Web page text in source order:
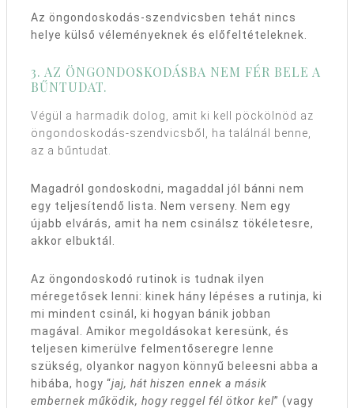
Az öngondoskodás-szendvicsben tehát nincs
helye külső véleményeknek és előfeltételeknek.
3. AZ ÖNGONDOSKODÁSBA NEM FÉR BELE A
BŰNTUDAT.
Végül a harmadik dolog, amit ki kell pöckölnöd az
öngondoskodás-szendvicsből, ha találnál benne,
az a bűntudat.
Magadról gondoskodni, magaddal jól bánni nem
egy teljesítendő lista. Nem verseny. Nem egy
újabb elvárás, amit ha nem csinálsz tökéletesre,
akkor elbuktál.
Az öngondoskodó rutinok is tudnak ilyen
méregetősek lenni: kinek hány lépéses a rutinja, ki
mi mindent csinál, ki hogyan bánik jobban
magával. Amikor megoldásokat keresünk, és
teljesen kimerülve felmentőseregre lenne
szükség, olyankor nagyon könnyű beleesni abba a
hibába, hogy “jaj, hát hiszen ennek a másik
embernek működik, hogy reggel fél ötkor kel” (vagy